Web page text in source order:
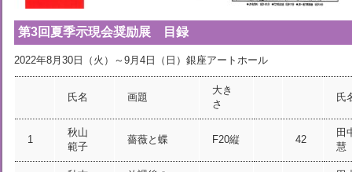
第3回夏季示現会奨励展 目録
2022年8月30日（火）～9月4日（日）銀座アートホール
氏名 画題
大き
さ
氏
1
秋山
範子
薔薇と蝶 F20縦 42
慧